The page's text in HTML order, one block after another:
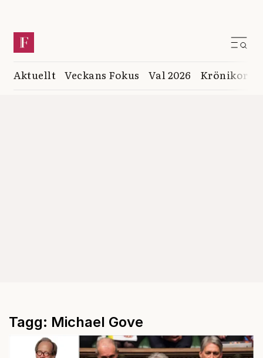
Aktuellt Veckans Fokus Val 2026 Krönikor
Tagg: Michael Gove